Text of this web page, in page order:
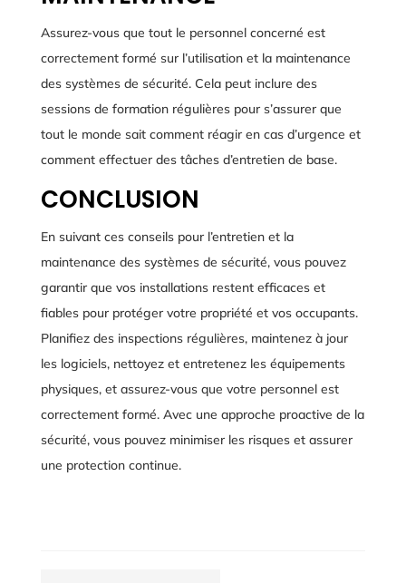
Assurez-vous que tout le personnel concerné est
correctement formé sur l’utilisation et la maintenance
des systèmes de sécurité. Cela peut inclure des
sessions de formation régulières pour s’assurer que
tout le monde sait comment réagir en cas d’urgence et
comment effectuer des tâches d’entretien de base.
CONCLUSION
En suivant ces conseils pour l’entretien et la
maintenance des systèmes de sécurité, vous pouvez
garantir que vos installations restent efficaces et
fiables pour protéger votre propriété et vos occupants.
Planifiez des inspections régulières, maintenez à jour
les logiciels, nettoyez et entretenez les équipements
physiques, et assurez-vous que votre personnel est
correctement formé. Avec une approche proactive de la
sécurité, vous pouvez minimiser les risques et assurer
une protection continue.